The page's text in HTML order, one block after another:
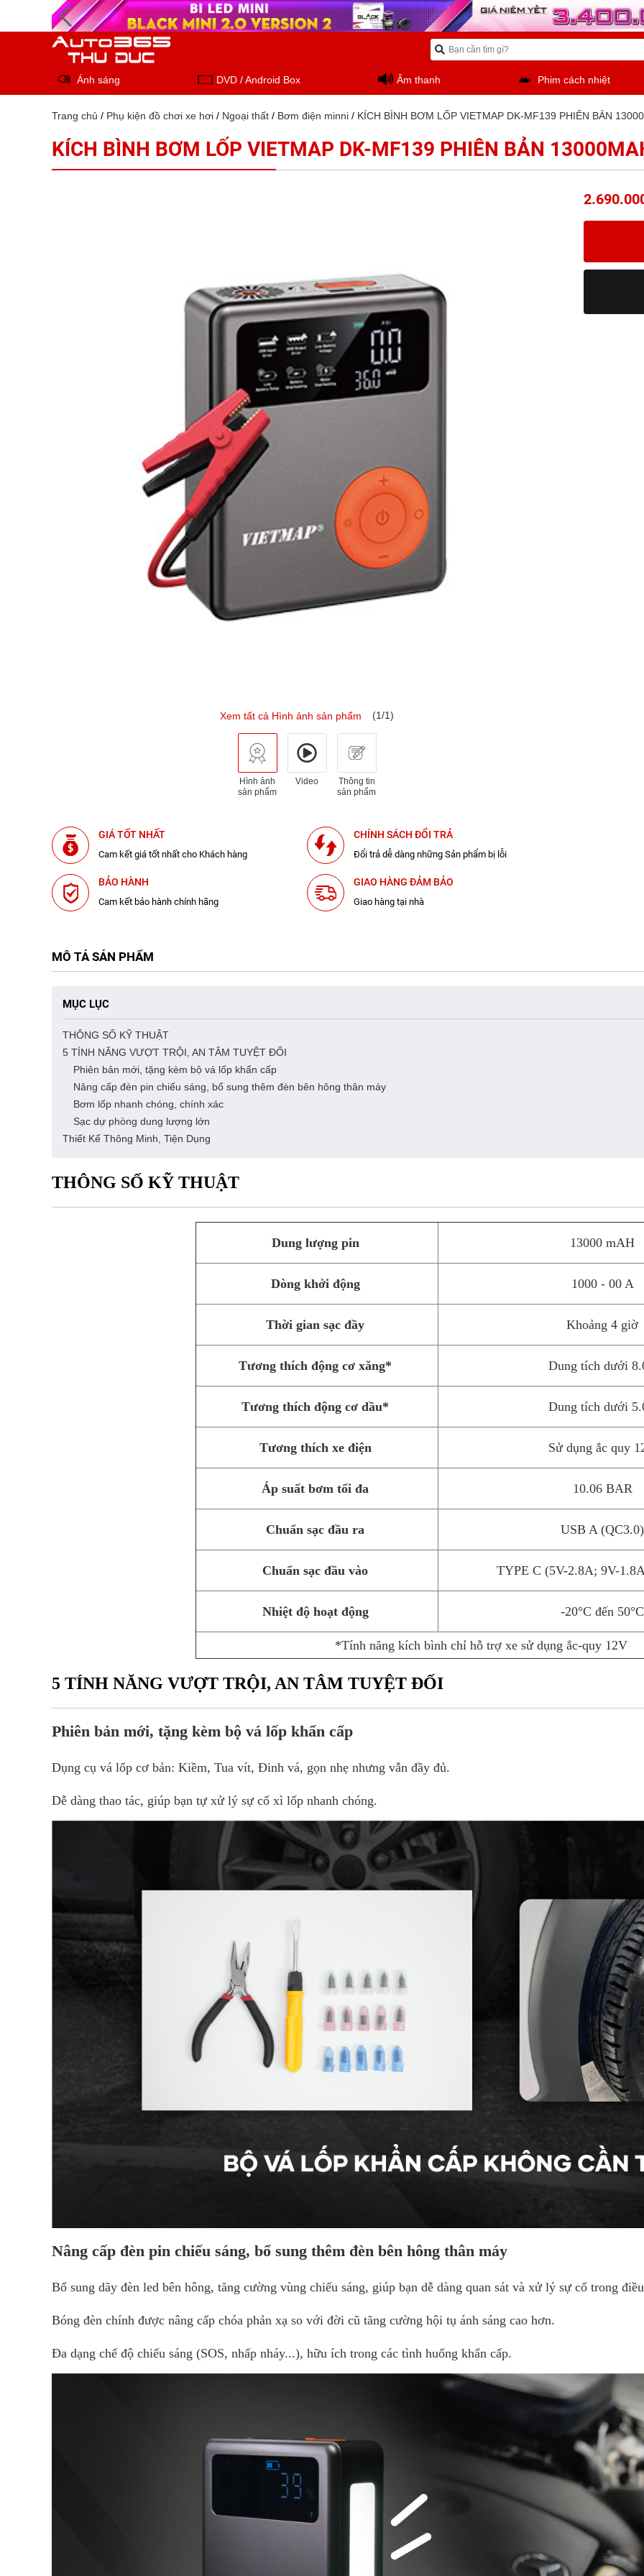
Ánh sáng DVD / Android Box Âm thanh Phim cách nhiệt
Trang chủ / Phụ kiện đồ chơi xe hơi / Ngoại thất / Bơm điện minni / KÍCH BÌNH BƠM LỐP VIETMAP DK-MF139 PHIÊN BẢN
KÍCH BÌNH BƠM LỐP VIETMAP DK-MF139 PHIÊN BẢN
Xem tất cả Hình ảnh sản phẩm (1/1)
Hình ảnh
sản phẩm
Video
Thông tin
sản phẩm
GIÁ TỐT NHẤT
Cam kết giá tốt nhất cho Khách hàng
CHÍNH SÁCH ĐỔI TRẢ
Đổi trả dễ dàng những Sản phẩm bị lỗi
BẢO HÀNH
Cam kết bảo hành chính hãng
GIAO HÀNG ĐẢM BẢO
Giao hàng tại nhà
MÔ TẢ SẢN PHẨM
MỤC LỤC
THÔNG SỐ KỸ THUẬT
5 TÍNH NĂNG VƯỢT TRỘI, AN TÂM TUYỆT ĐỐI
Phiên bản mới, tặng kèm bộ vá lốp khẩn cấp
Nâng cấp đèn pin chiếu sáng, bổ sung thêm đèn bên hông thân máy
Bơm lốp nhanh chóng, chính xác
Sạc dự phòng dung lượng lớn
Thiết Kế Thông Minh, Tiện Dụng
THÔNG SỐ KỸ THUẬT
Dung lượng pin 13000 mAH
Dòng khởi động 1000 - 00 A
Thời gian sạc đầy Khoảng 4 giờ
Tương thích động cơ xăng* Dung tích dưới
Tương thích động cơ dầu* Dung tích dưới
Tương thích xe điện Sử dụng ắc quy
Áp suất bơm tối đa 10.06 BAR
Chuẩn sạc đầu ra USB A
Chuẩn sạc đầu vào TYPE C (5V-2.8A; 9V-
Nhiệt độ hoạt động -20°C đến
*Tính năng kích bình chỉ hỗ trợ xe sử dụng ắc-quy 12V
5 TÍNH NĂNG VƯỢT TRỘI, AN TÂM TUYỆT ĐỐI
Phiên bản mới, tặng kèm bộ vá lốp khẩn cấp
Dụng cụ vá lốp cơ bản: Kiềm, Tua vít, Đinh vá, gọn nhẹ nhưng vẫn đầy đủ.
Dễ dàng thao tác, giúp bạn tự xử lý sự cố xì lốp nhanh chóng.
Nâng cấp đèn pin chiếu sáng, bổ sung thêm đèn bên hông thân máy
Bổ sung dãy đèn led bên hông, tăng cường vùng chiếu sáng, giúp bạn dễ dàng quan sát và xử lý sự cố trong
Bóng đèn chính được nâng cấp chóa phản xạ so với đời cũ tăng cường hội tụ ánh sáng cao hơn.
Đa dạng chế độ chiếu sáng (SOS, nhấp nháy...), hữu ích trong các tình huống khẩn cấp.